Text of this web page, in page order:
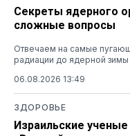
Секреты ядерного
сложные вопросы
Отвечаем на самые
радиации до ядерной зимы
06.08.2026 13:49
ЗДОРОВЬЕ
Израильские